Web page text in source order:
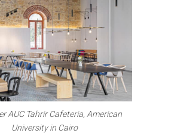
AUC Tahrir Cafeteria, American
University in Cairo